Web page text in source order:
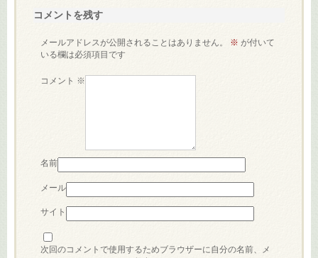
コメントを残す
メールアドレスが公開されることはありません。 ※ が付いて
いる欄は必須項目です
コメント ※
名前
メール
サイト
次回のコメントで使用するためブラウザーに自分の名前、メ